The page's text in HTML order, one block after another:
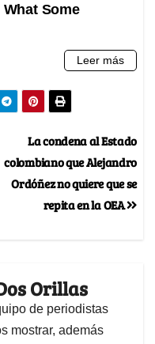
La condena al Estado
colombiano que Alejandro
Ordóñez no quiere que se
repita en la OEA
Orillas
de periodistas
mostrar, además